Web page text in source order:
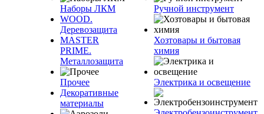
Наборы ЛКМ
WOOD.
Деревозащита
MASTER
PRIME.
Металлозащита
Прочее
Декоративные
материалы
Ручной инструмент
Хозтовары и бытовая
химия
Электрика и освещение